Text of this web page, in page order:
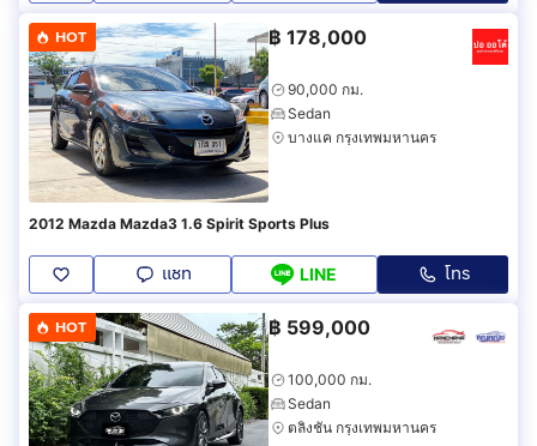
HOT ฿ 178,000
90,000 กม.
Sedan
บางแค กรุงเทพมหานคร
2012 Mazda Mazda3 1.6 Spirit Sports Plus
แชท LINE โทร
HOT ฿ 599,000
100,000 กม.
Sedan
ตลิ่งชัน กรุงเทพมหานคร